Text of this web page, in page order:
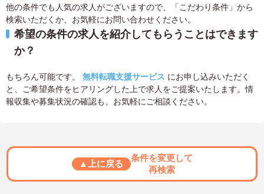
他の条件でも人気の求人がございますので、「こだわり条件」から
検索いただくか、お気軽にお問い合わせください。
希望の条件の求人を紹介してもらうことはできます
か？
もちろん可能です。 無料転職支援サービス にお申し込みいただく
と、ご希望条件をヒアリングした上で求人をご提案いたします。情
報収集や募集状況の確認も、お気軽にご相談ください。
▲上に戻る
条件を変更して
再検索